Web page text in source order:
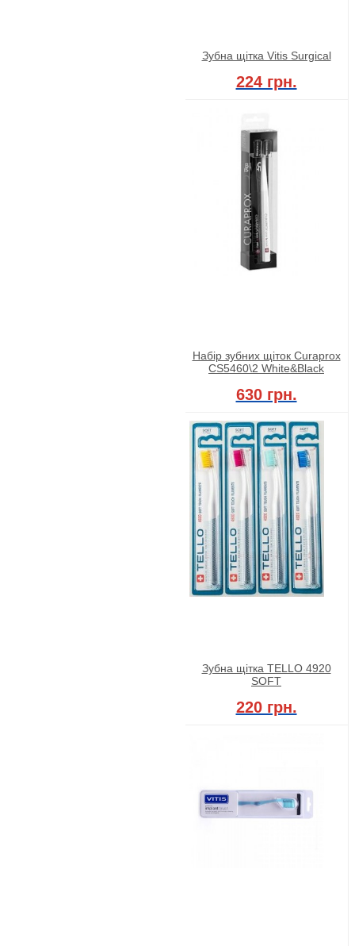
Зубна щітка Vitis Surgical
224 грн.
Набір зубних щіток Curaprox
CS5460\2 White&Black
630 грн.
Зубна щітка TELLO 4920
SOFT
220 грн.